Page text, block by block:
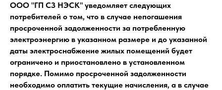
ООО "ГП СЗ НЭСК" уведомляет следующих
потребителей о том, что в случае непогашения
просроченной задолженности за потребленную
электроэнергию в указанном размере и до указанной
даты электроснабжение жилых помещений будет
ограничено и приостановлено в установленном
порядке. Помимо просроченной задолженности
необходимо оплатить текущие начисления, а в случае